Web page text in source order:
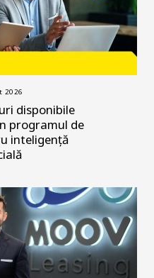
2026
disponibile
programul de
inteligență